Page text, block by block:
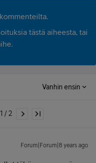
tästä aiheesta, tai
Vanhin ensin
/ 2
Forum|Forum|8 years ago